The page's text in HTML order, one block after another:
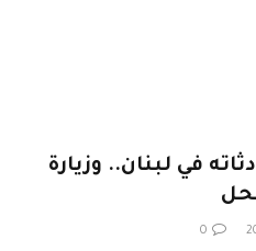
في لبنان.. وزيارة
0